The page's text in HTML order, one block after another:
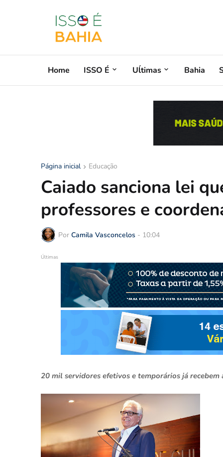
Home ISSO É Uĺtimas Bahia
Página inicial Educação
Caiado sanciona lei
professores e
Por Camila Vasconcelos - 10:04
Últimas
20 mil servidores efetivos e temporários já